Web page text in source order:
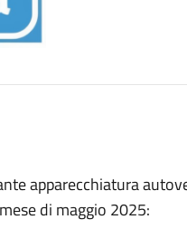
apparecchiatura
di maggio 2025: